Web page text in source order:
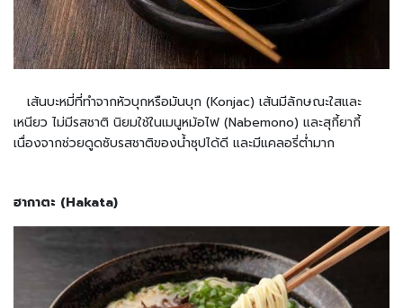
ผ
ลิ
ต
ภั
เ
บ
รี่
เส้นบะหมี่ที่ทำจากหัวบุกหรือมันบุก (Konjac) เส้นมีลักษณะใสและ
เหนียว ไม่มีรสชาติ นิยมใช้ในเมนูหม้อไฟ (Nabemono) และสุกี้ยากี้
เนื่องจากช่วยดูดซับรสชาติของน้ำซุปได้ดี และมีแคลอรี่ต่ำมาก
ฮากาตะ (Hakata)